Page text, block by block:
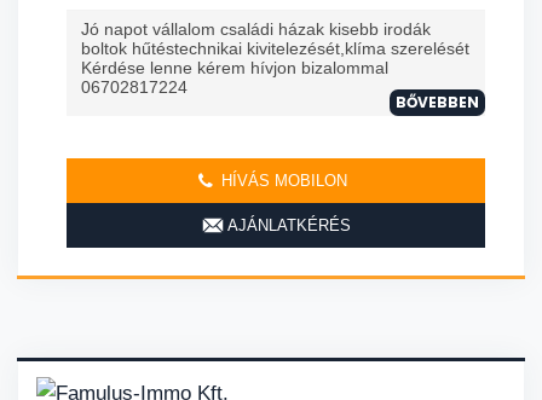
Jó napot vállalom családi házak kisebb irodák
boltok hűtéstechnikai kivitelezését,klíma szerelését
Kérdése lenne kérem hívjon bizalommal
06702817224
BŐVEBBEN
HÍVÁS MOBILON
AJÁNLATKÉRÉS